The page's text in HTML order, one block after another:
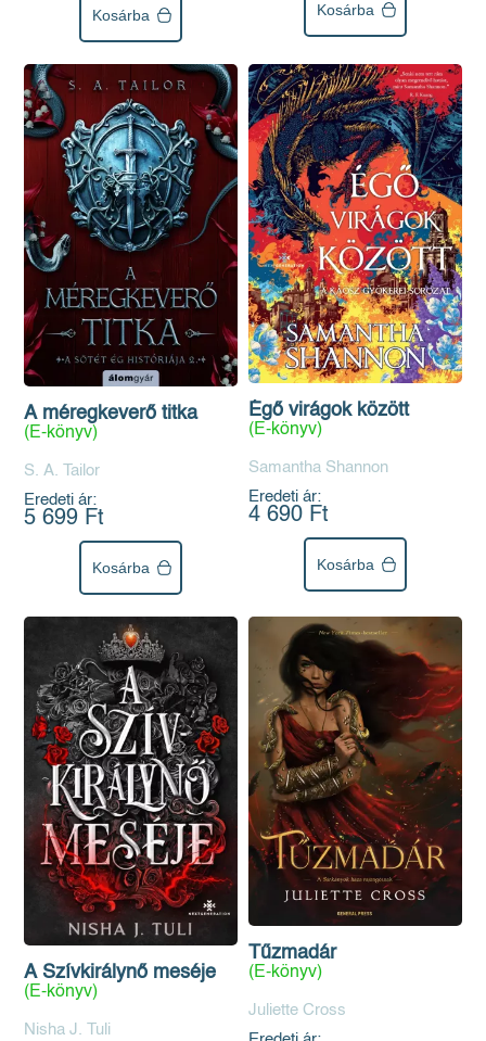
Kosárba Kosárba
A méregkeverő titka
(E-könyv)
S. A. Tailor
Eredeti ár:
5 699 Ft
Kosárba
Égő virágok között
(E-könyv)
Samantha Shannon
Eredeti ár:
4 690 Ft
Kosárba
A Szívkirálynő meséje
(E-könyv)
Nisha J. Tuli
Tűzmadár
(E-könyv)
Juliette Cross